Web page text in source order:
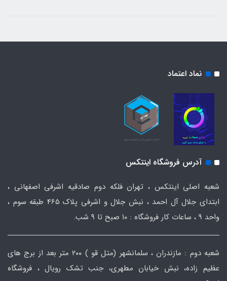
نماد اعتماد
آدرس فروشگاه اینتکس
شعبه اصلی اینتکس ، تهران فلکه دوم صادقیه اشرفی اصفهانی ،
ابتدای جلال آل احمد ، نبش جلال و اشرفی پلاک 465 طبقه سوم ،
واحد ۹ ، ساعات کار فروشگاه : ۱۰ صبح تا ۹ شب.
شعبه دوم : مازندران ، سلمانشهر (متل قو ) ۲۰۰ متر بعد از برج های
عظیم زاده، نبش خیابان مطهری، جنب تشک رویال ، فروشگاه